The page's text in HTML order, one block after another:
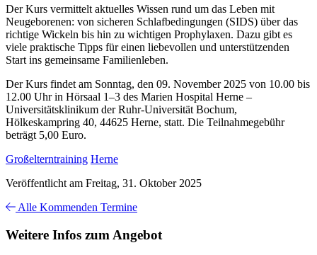
Der Kurs vermittelt aktuelles Wissen rund um das Leben mit
Neugeborenen: von sicheren Schlafbedingungen (SIDS) über das
richtige Wickeln bis hin zu wichtigen Prophylaxen. Dazu gibt es
viele praktische Tipps für einen liebevollen und unterstützenden
Start ins gemeinsame Familienleben.
Der Kurs findet am Sonntag, den 09. November 2025 von 10.00 bis
12.00 Uhr in Hörsaal 1–3 des Marien Hospital Herne –
Universitätsklinikum der Ruhr-Universität Bochum,
Hölkeskampring 40, 44625 Herne, statt. Die Teilnahmegebühr
beträgt 5,00 Euro.
Großelterntraining Herne
Veröffentlicht am Freitag, 31. Oktober 2025
Alle Kommenden Termine
Weitere Infos zum Angebot